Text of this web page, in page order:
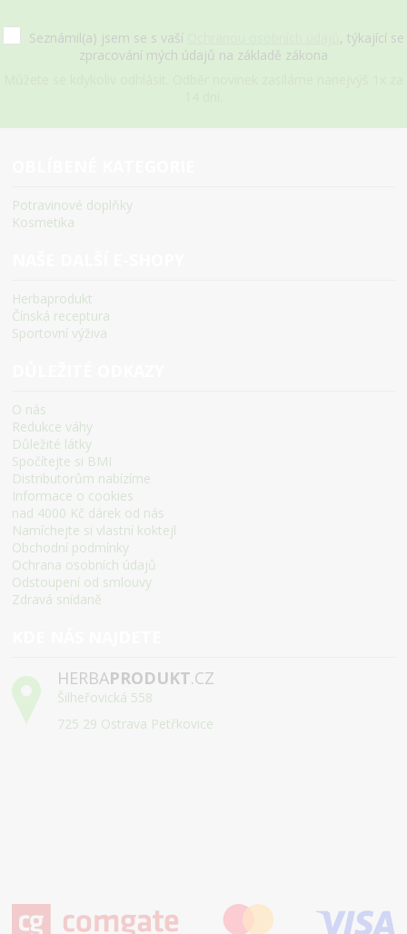
Seznámil(a) jsem se s vaší
, týkající se
zpracování mých údajů na základě zákona
Potravinové doplňky
Kosmetika
Herbaprodukt
Čínská receptura
Sportovní výživa
O nás
Redukce váhy
Důležité látky
Spočítejte si BMI
Distributorům nabízíme
Informace o cookies
nad 4000 Kč dárek od nás
Namíchejte si vlastní koktejl
Obchodní podmínky
Ochrana osobních údajů
Odstoupení od smlouvy
Zdravá snídaně
HERBAPRODUKT.CZ
Šilheřovická 558
725 29 Ostrava Petřkovice